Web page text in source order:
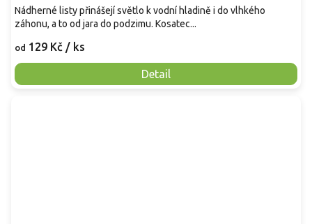
od 129 Kč / ks
Detail
Nádherné listy přinášejí světlo k vodní hladině i do vlhkého
záhonu, a to od jara do podzimu. Kosatec...